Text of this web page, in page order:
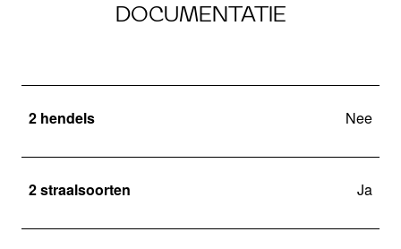
DOCUMENTATIE
2 hendels Nee
2 straalsoorten Ja